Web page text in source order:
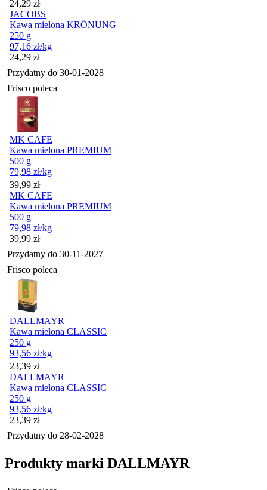
Cena
24,29 zł
JACOBS
Kawa mielona KRÖNUNG
250 g
97,16 zł/kg
Cena
24,29 zł
Przydatny do 30-01-2028
Frisco poleca
MK CAFE
Kawa mielona PREMIUM
500 g
79,98 zł/kg
Cena
39,99 zł
MK CAFE
Kawa mielona PREMIUM
500 g
79,98 zł/kg
Cena
39,99 zł
Przydatny do 30-11-2027
Frisco poleca
DALLMAYR
Kawa mielona CLASSIC
250 g
93,56 zł/kg
Cena
23,39 zł
DALLMAYR
Kawa mielona CLASSIC
250 g
93,56 zł/kg
Cena
23,39 zł
Przydatny do 28-02-2028
Produkty marki DALLMAYR